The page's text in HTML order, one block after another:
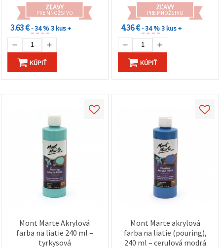
ZĽAVY
PRE MNOŽSTVO
3.63 €- 34 %3 kus +
KÚPIŤ
ZĽAVY
PRE MNOŽSTVO
4.36 €- 34 %3 kus +
KÚPIŤ
Mont Marte Akrylová
farba na liatie 240 ml –
tyrkysová
Mont Marte akrylová
farba na liatie (pouring),
240 ml – cerulová modrá